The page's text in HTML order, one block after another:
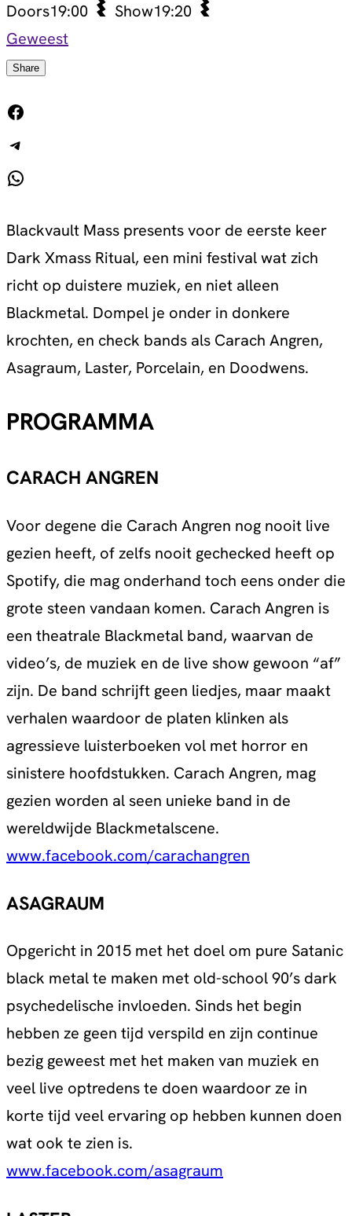
Doors19:00 Show19:20
Geweest
Share
Blackvault Mass presents voor de eerste keer
Dark Xmass Ritual, een mini festival wat zich
richt op duistere muziek, en niet alleen
Blackmetal. Dompel je onder in donkere
krochten, en check bands als Carach Angren,
Asagraum, Laster, Porcelain, en Doodwens.
PROGRAMMA
CARACH ANGREN
Voor degene die Carach Angren nog nooit live
gezien heeft, of zelfs nooit gechecked heeft op
Spotify, die mag onderhand toch eens onder die
grote steen vandaan komen. Carach Angren is
een theatrale Blackmetal band, waarvan de
video’s, de muziek en de live show gewoon “af”
zijn. De band schrijft geen liedjes, maar maakt
verhalen waardoor de platen klinken als
agressieve luisterboeken vol met horror en
sinistere hoofdstukken. Carach Angren, mag
gezien worden al seen unieke band in de
wereldwijde Blackmetalscene.
www.facebook.com/carachangren
ASAGRAUM
Opgericht in 2015 met het doel om pure Satanic
black metal te maken met old-school 90’s dark
psychedelische invloeden. Sinds het begin
hebben ze geen tijd verspild en zijn continue
bezig geweest met het maken van muziek en
veel live optredens te doen waardoor ze in
korte tijd veel ervaring op hebben kunnen doen
wat ook te zien is.
www.facebook.com/asagraum